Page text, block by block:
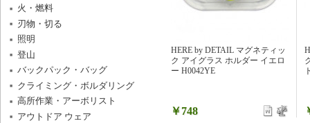
HERE by DETAIL マグネティッ
ク アイグラス ホルダー イエロ
ー H0042YE
￥748
火・燃料
刃物・切る
照明
登山
バックパック・バッグ
クライミング・ボルダリング
高所作業・アーボリスト
アウトドア ウェア